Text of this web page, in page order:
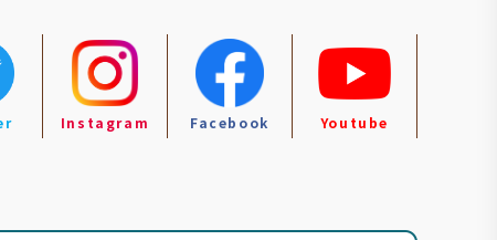
Instagram Facebook Youtube